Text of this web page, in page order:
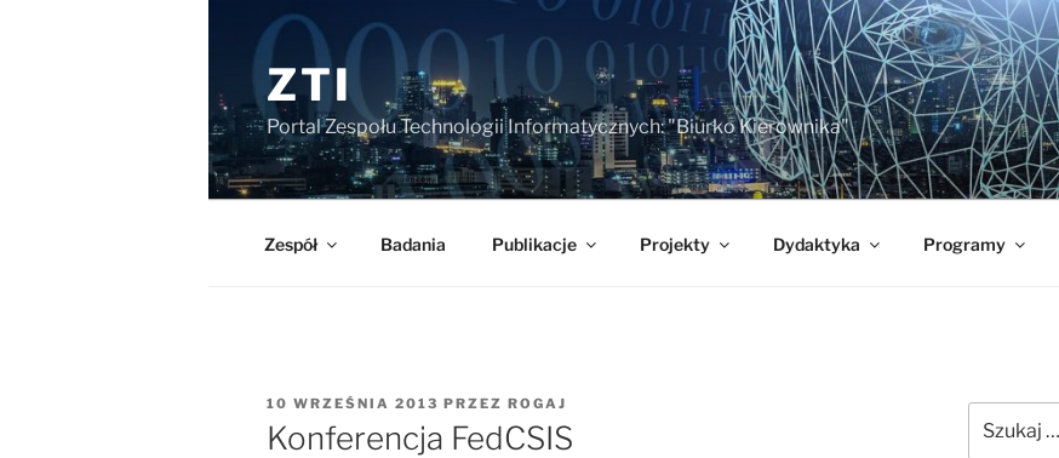
ZTI
Portal Zespołu Technologii Informatycznych: "Biurko Kierownika"
Zespół Badania Publikacje Projekty Dydaktyka Programy
OPUBLIKOWANE
W
10 WRZEŚNIA 2013 PRZEZ ROGAJ
Konferencja FedCSIS